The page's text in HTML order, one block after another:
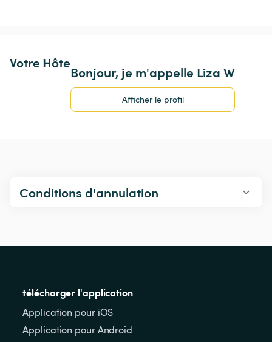
Votre Hôte
Bonjour, je m'appelle Liza W
Afficher le profil
Conditions d'annulation
télécharger l'application
Application pour iOS
Application pour Android